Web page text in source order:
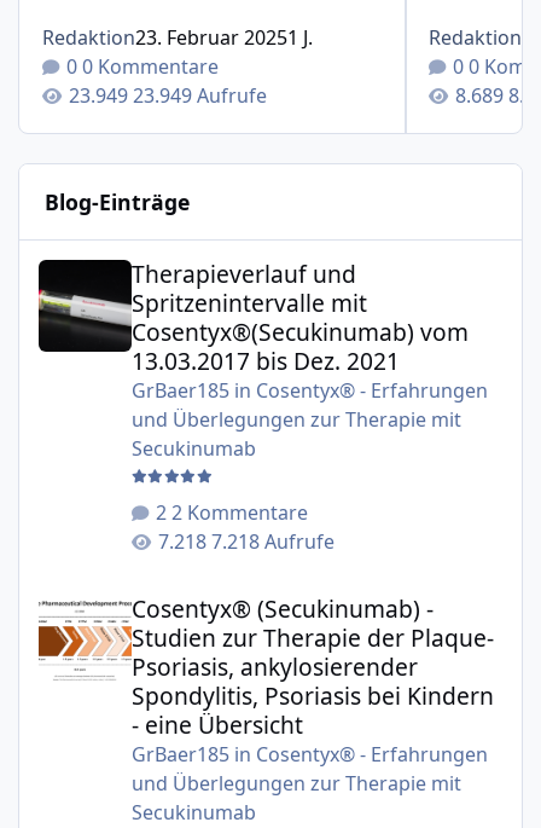
Redaktion23. Februar 20251 J.
0 Kommentare
23.949 Aufrufe
Redaktion
0
Blog-Einträge
Therapieverlauf und Spritzenintervalle mit
Therapieverlauf und
Spritzenintervalle mit
Cosentyx®(Secukinumab) vom
13.03.2017 bis Dez. 2021
GrBaer185in Cosentyx® - Erfahrungen
und Überlegungen zur Therapie mit
Secukinumab
2 Kommentare
7.218 Aufrufe
Cosentyx® (Secukinumab) -
Studien zur Therapie der Plaque-
Psoriasis, ankylosierender
Spondylitis, Psoriasis bei Kindern
- eine Übersicht
GrBaer185in Cosentyx® - Erfahrungen
und Überlegungen zur Therapie mit
Secukinumab